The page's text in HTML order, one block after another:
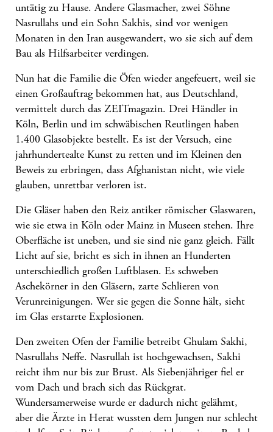
untätig zu Hause. Andere Glasmacher, zwei Söhne
Nasrullahs und ein Sohn Sakhis, sind vor wenigen
Monaten in den Iran ausgewandert, wo sie sich auf dem
Bau als Hilfsarbeiter verdingen.
Nun hat die Familie die Öfen wieder angefeuert, weil sie
einen Großauftrag bekommen hat, aus Deutschland,
vermittelt durch das ZEITmagazin. Drei Händler in
Köln, Berlin und im schwäbischen Reutlingen haben
1.400 Glasobjekte bestellt. Es ist der Versuch, eine
jahrhundertealte Kunst zu retten und im Kleinen den
Beweis zu erbringen, dass Afghanistan nicht, wie viele
glauben, unrettbar verloren ist.
Die Gläser haben den Reiz antiker römischer Glaswaren,
wie sie etwa in Köln oder Mainz in Museen stehen. Ihre
Oberfläche ist uneben, und sie sind nie ganz gleich. Fällt
Licht auf sie, bricht es sich in ihnen an Hunderten
unterschiedlich großen Luftblasen. Es schweben
Aschekörner in den Gläsern, zarte Schlieren von
Verunreinigungen. Wer sie gegen die Sonne hält, sieht
im Glas erstarrte Explosionen.
Den zweiten Ofen der Familie betreibt Ghulam Sakhi,
Nasrullahs Neffe. Nasrullah ist hochgewachsen, Sakhi
reicht ihm nur bis zur Brust. Als Siebenjähriger fiel er
vom Dach und brach sich das Rückgrat.
Wundersamerweise wurde er dadurch nicht gelähmt,
aber die Ärzte in Herat wussten dem Jungen nur schlecht